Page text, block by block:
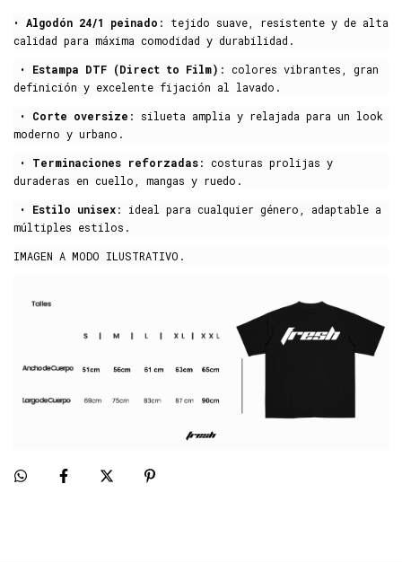
• Algodón 24/1 peinado : tejido suave, resistente y de alta
calidad para máxima comodidad y durabilidad.
•
Estampa DTF (Direct to Film) : colores vibrantes, gran
definición y excelente fijación al lavado.
•
Corte oversize : silueta amplia y relajada para un look
moderno y urbano.
•
Terminaciones reforzadas: costuras prolijas y
duraderas en cuello, mangas y ruedo.
•
Estilo unisex: ideal para cualquier género, adaptable a
múltiples estilos.
IMAGEN A MODO ILUSTRATIVO.